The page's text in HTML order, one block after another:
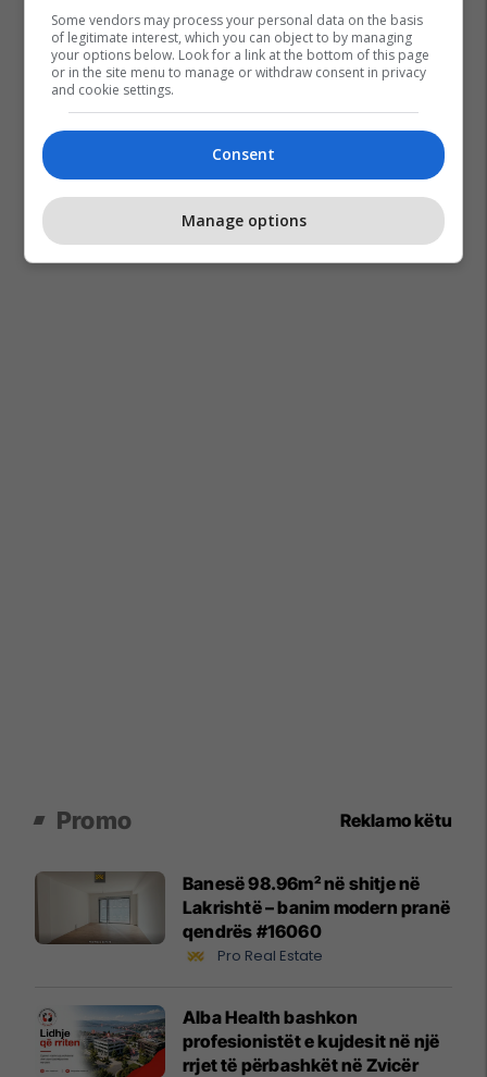
Skënderbeu Lezha Adrian Pepa
Promo Reklamo këtu
Banesë 98.96m² në shitje në
Lakrishtë – banim modern pranë
qendrës #16060
Pro Real Estate
Alba Health bashkon
profesionistët e kujdesit në një
rrjet të përbashkët në Zvicër
Some vendors may process your personal data on the basis
of legitimate interest, which you can object to by managing
your options below. Look for a link at the bottom of this page
or in the site menu to manage or withdraw consent in privacy
and cookie settings.
Consent
Manage options